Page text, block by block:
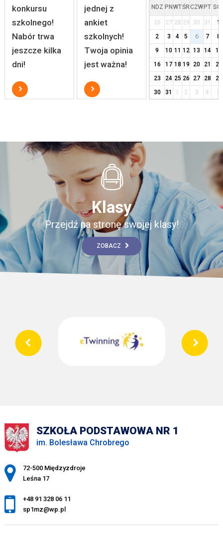
konkursu
szkolnego!
Nabór trwa
jeszcze kilka
dni!
jednej z
ankiet
szkolnych!
Twoja opinia
jest ważna!
NDZ PNWTŚRCZWPT
26 27 28 29 30 31
1
2
3 4 5 6 7
8
9
10 11 12 13 14
15
16
17 18 19 20 21
22
23
24 25 26 27 28
29
30
31 1 2 3 4 5
Klasy
Przejdź na stronę swojej klasy!
ZOBACZ
SZKOŁA PODSTAWOWA NR 1
im. Bolesława Chrobrego
Adres pocztowy:
72-500 Międzyzdroje
Leśna 17
+48 91 328 06 11
sp1mz@wp.pl